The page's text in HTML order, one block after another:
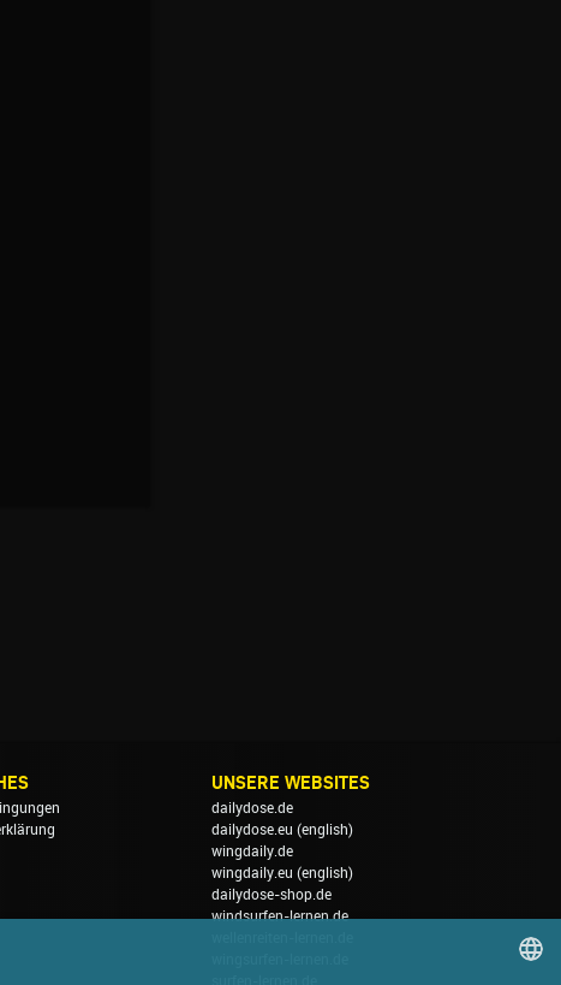
UNSERE WEBSITES
dailydose.de
dailydose.eu (english)
wingdaily.de
wingdaily.eu (english)
dailydose-shop.de
windsurfen-lernen.de